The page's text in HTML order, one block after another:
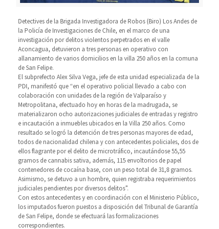
Detectives de la Brigada Investigadora de Robos (Biro) Los Andes de
la Policía de Investigaciones de Chile, en el marco de una
investigación por delitos violentos perpetrados en el valle
Aconcagua, detuvieron a tres personas en operativo con
allanamiento de varios domicilios en la villa 250 años en la comuna
de San Felipe.
El subprefecto Alex Silva Vega, jefe de esta unidad especializada de la
PDI, manifestó que “en el operativo policial llevado a cabo con
colaboración con unidades de la región de Valparaíso y
Metropolitana, efectuado hoy en horas de la madrugada, se
materializaron ocho autorizaciones judiciales de entradas y registro
e incautación a inmuebles ubicados en la Villa 250 años. Como
resultado se logró la detención de tres personas mayores de edad,
todos de nacionalidad chilena y con antecedentes policiales, dos de
ellos flagrante por el delito de microtráfico, incautándose 55,55
gramos de cannabis sativa, además, 115 envoltorios de papel
contenedores de cocaína base, con un peso total de 31,8 gramos.
Asimismo, se detuvo a un hombre, quien registraba requerimientos
judiciales pendientes por diversos delitos”.
Con estos antecedentes y en coordinación con el Ministerio Público,
los imputados fueron puestos a disposición del Tribunal de Garantía
de San Felipe, donde se efectuará las formalizaciones
correspondientes.